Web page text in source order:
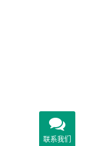
联系我们